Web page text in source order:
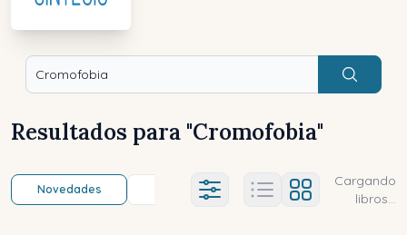
Buscar
Resultados para "Cromofobia"
Novedades Título (a-z) Título (z-a)
Ajustes abierto
Cargando
libros...